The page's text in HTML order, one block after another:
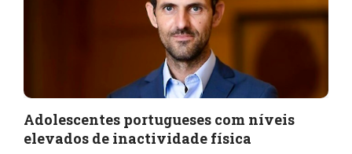
Adolescentes portugueses com níveis
elevados de inactividade física